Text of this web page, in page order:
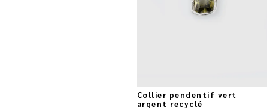
Collier pendentif vert
argent recyclé